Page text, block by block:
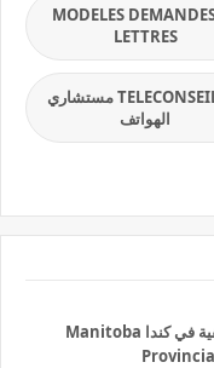
MODELES
LETTRES
TELECONSEILLES مستشاري
الهواتف
التسجيل للهجرة للمناطق الريفية في كندا Manitoba